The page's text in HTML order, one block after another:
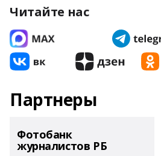
Читайте нас
Партнеры
Фотобанк
журналистов РБ